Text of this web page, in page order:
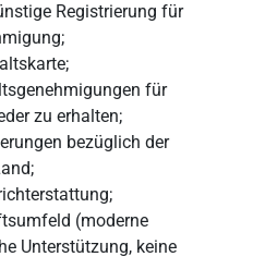
Registrierung für
für
zu erhalten;
bezüglich der
(moderne
Unterstützung, keine